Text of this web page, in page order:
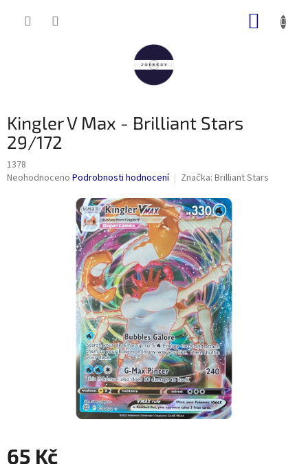
Kingler V Max - Brilliant Stars
29/172
1378
Průměrné
Neohodnoceno Podrobnosti hodnocení Značka: Brilliant Stars
65 Kč